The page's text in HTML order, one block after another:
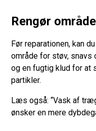
Rengør
Før reparationen, kan
område for støv, snavs
og en fugtig klud for at
partikler.
Læs også: “Vask af
ønsker en mere